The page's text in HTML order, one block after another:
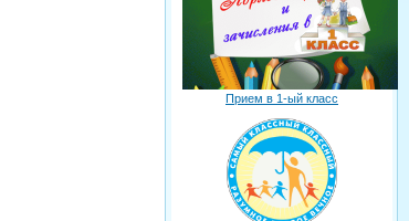
Прием в 1-ый класс